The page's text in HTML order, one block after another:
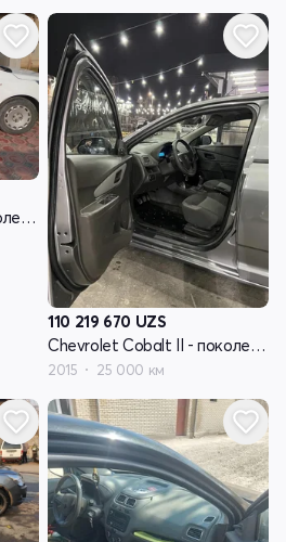
Chevrolet Cobalt II - поколение
110 219 670 UZS
Chevrolet Cobalt II - поколение
2015 25 000 км